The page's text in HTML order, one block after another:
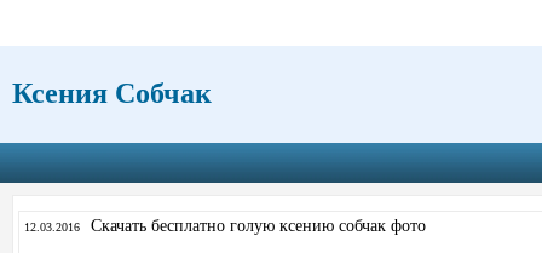
Ксения Собчак
12.03.2016 Скачать бесплатно голую ксению собчак фото